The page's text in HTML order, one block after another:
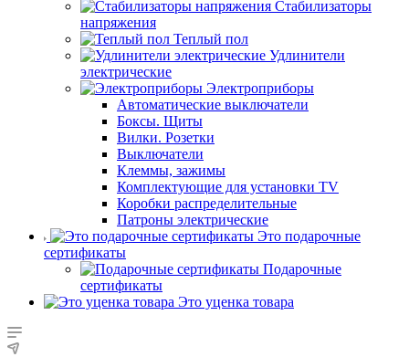
Стабилизаторы
напряжения
Теплый пол
Удлинители
электрические
Электроприборы
Автоматические выключатели
Боксы. Щиты
Вилки. Розетки
Выключатели
Клеммы, зажимы
Комплектующие для установки TV
Коробки распределительные
Патроны электрические
Это подарочные
сертификаты
Подарочные
сертификаты
Это уценка товара